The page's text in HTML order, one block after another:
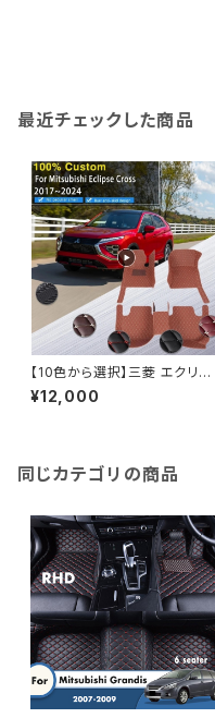
最近チェックした商品
【10色から選択】三菱 エクリプ
スクロス 2017〜2020 2021 2
022 2023 2024～ 左右ハンド
¥12,000
同じカテゴリの商品